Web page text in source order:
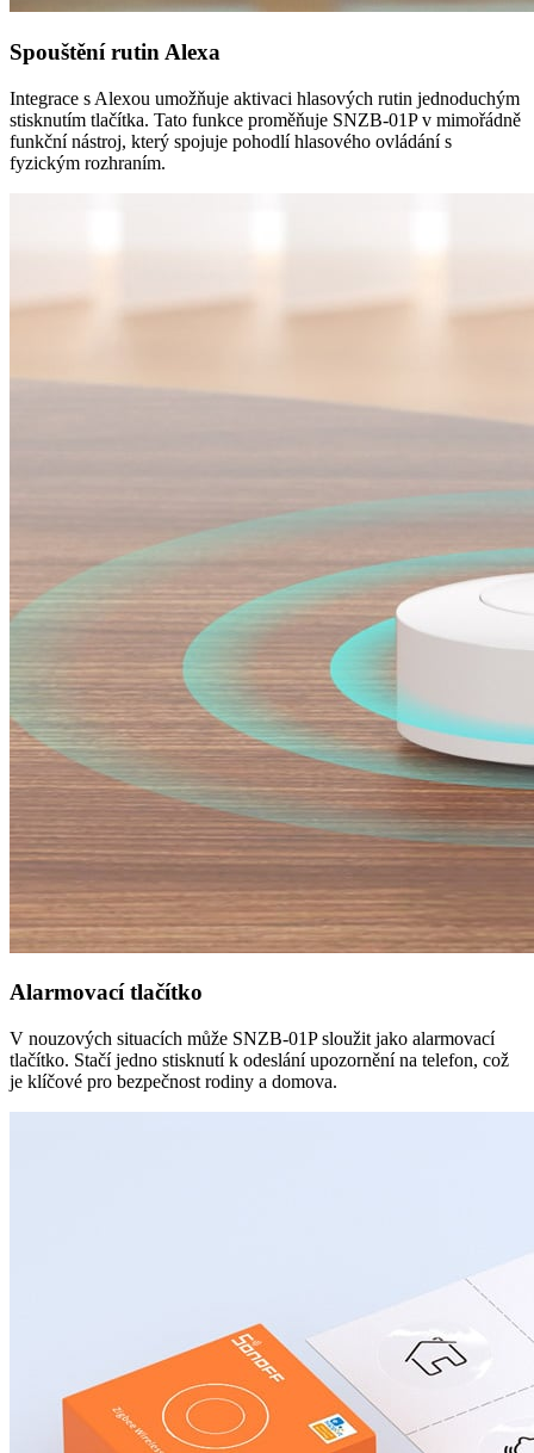
Spouštění rutin Alexa
Integrace s Alexou umožňuje aktivaci hlasových rutin jednoduchým
stisknutím tlačítka. Tato funkce proměňuje SNZB-01P v mimořádně
funkční nástroj, který spojuje pohodlí hlasového ovládání s
fyzickým rozhraním.
Alarmovací tlačítko
V nouzových situacích může SNZB-01P sloužit jako alarmovací
tlačítko. Stačí jedno stisknutí k odeslání upozornění na telefon, což
je klíčové pro bezpečnost rodiny a domova.